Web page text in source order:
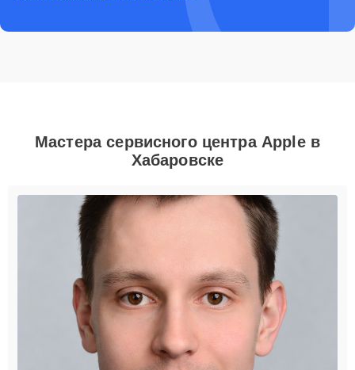
Мастера сервисного центра Apple в
Хабаровске